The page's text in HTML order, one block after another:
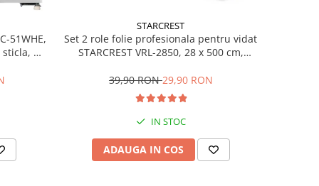
51WHE,
H
STARCREST
Set 2 role folie profesionala pentru vidat
STARCREST VRL-2850, 28 x 500 cm,
lavabile in masina de spalat, fara BPA,
transparent
39,90 RON29,90 RON
IN STOC
ADAUGA IN COS